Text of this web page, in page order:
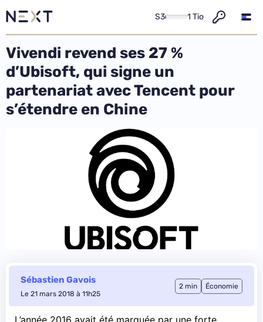
S3 1 Tio
Vivendi revend ses 27 %
d’Ubisoft, qui signe un
partenariat avec Tencent pour
s’étendre en Chine
Sébastien Gavois
Le 21 mars 2018 à 11h25
2 min Économie